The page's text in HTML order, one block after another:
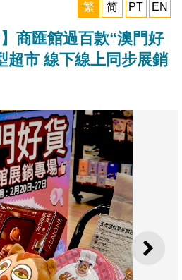
繁
简 PT EN
】商匯館過百款“澳門好
超市 線下線上同步展銷
下一